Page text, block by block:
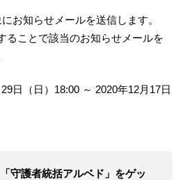
お知らせメールを送信します。
ることで該当のお知らせメールを
日（日）18:00 ～ 2020年12月17日
守護者統括アルベド」をゲッ